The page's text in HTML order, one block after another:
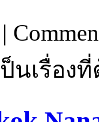
|
นเรื่อง